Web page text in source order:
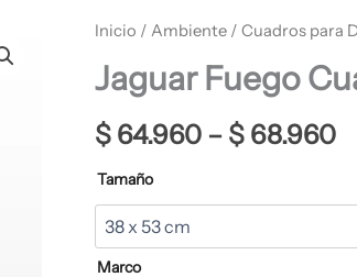
Inicio / Ambiente / Cuadros para
Jaguar Fuego
$ 64.960 – $ 68.960
Tamaño
Marco
Jaguar
Cuadro
Decorativo
cantidad